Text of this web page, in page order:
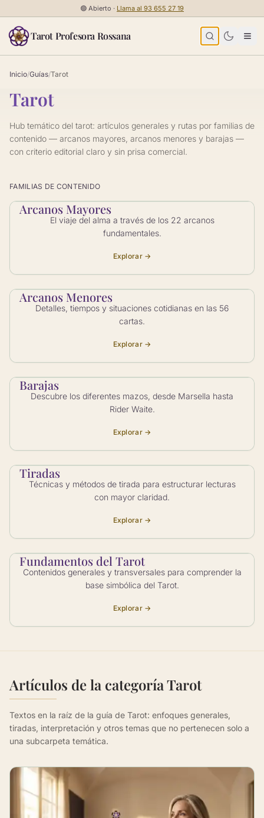
Saltar al contenido🟢 Abierto · Llama al 93 655 27 19
Tarot Profesora Rossana
Inicio/Guías/Tarot
Tarot
Hub temático del tarot: artículos generales y rutas por familias de
contenido — arcanos mayores, arcanos menores y barajas —
con criterio editorial claro y sin prisa comercial.
FAMILIAS DE CONTENIDO
Arcanos Mayores
El viaje del alma a través de los 22 arcanos
fundamentales.
Explorar →
Arcanos Menores
Detalles, tiempos y situaciones cotidianas en las 56
cartas.
Explorar →
Barajas
Descubre los diferentes mazos, desde Marsella hasta
Rider Waite.
Explorar →
Tiradas
Técnicas y métodos de tirada para estructurar lecturas
con mayor claridad.
Explorar →
Fundamentos del Tarot
Contenidos generales y transversales para comprender la
base simbólica del Tarot.
Explorar →
Artículos de la categoría Tarot
Textos en la raíz de la guía de Tarot: enfoques generales,
tiradas, interpretación y otros temas que no pertenecen solo a
una subcarpeta temática.